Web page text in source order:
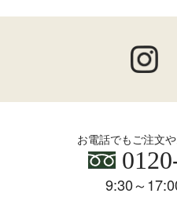
お電話でもご注文
9:30～